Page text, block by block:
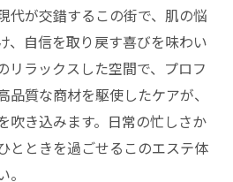
代が交錯するこの街で、肌の悩
、自信を取り戻す喜びを味わい
リラックスした空間で、プロフ
品質な商材を駆使したケアが、
吹き込みます。日常の忙しさか
とときを過ごせるこのエステ体